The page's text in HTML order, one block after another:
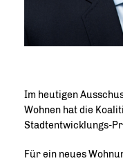
Im heutigen
Wohnen hat die
Stadtentwicklungs-
Für ein neues